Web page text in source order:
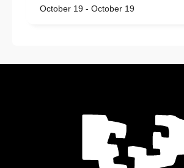
October 19 - October 19